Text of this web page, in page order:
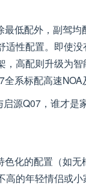
低配外，副驾均
性配置。即使
高配则升级为
系标配高速NOA
化的配置（如无
的年轻情侣或